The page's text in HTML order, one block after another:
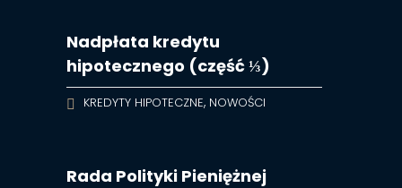
Nadpłata kredytu
hipotecznego (część ⅓)
KREDYTY HIPOTECZNE, NOWOŚCI
Rada Polityki Pieniężnej